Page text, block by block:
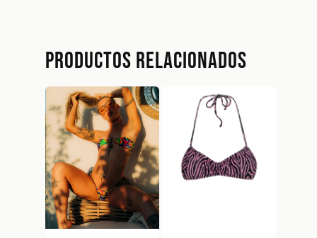
Go To Shop
Productos relacionados